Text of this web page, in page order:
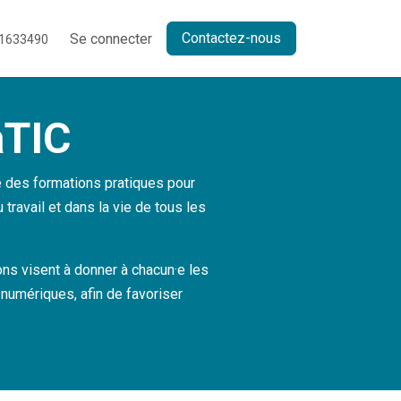
Se connecter Contactez-nous
formations pratiques pour
et dans la vie de tous les
visent à donner à chacun·e les
afin de favoriser